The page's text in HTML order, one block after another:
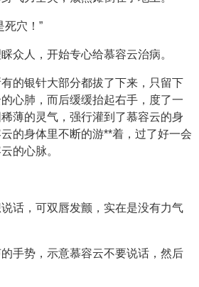
死穴！”
众人，开始专心给慕容云治病。
的银针大部分都拔了下来，只留下
心肺，而后缓缓抬起右手，度了一
薄的灵气，强行灌到了慕容云的身
的身体里不断的游**着，过了好一会
的心脉。
话，可双唇发颤，实在是没有力气
手势，示意慕容云不要说话，然后